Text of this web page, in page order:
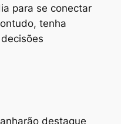
para se conectar
tenha
destaque